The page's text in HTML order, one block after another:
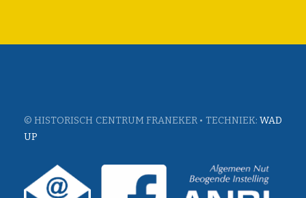
© HISTORISCH CENTRUM FRANEKER • TECHNIEK: WAD
UP